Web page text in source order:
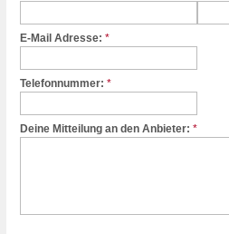
E-Mail Adresse: *
Telefonnummer: *
Deine Mitteilung an den Anbieter: *